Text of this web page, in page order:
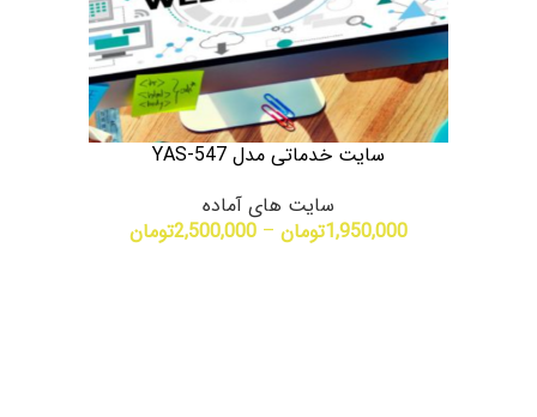
سایت خدماتی مدل YAS-547
سایت های آماده
1,950,000تومان –
2,500,000تومان